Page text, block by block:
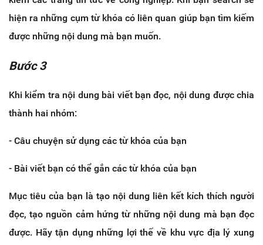
hiện ra những cụm từ khóa có liên quan giúp bạn tìm kiếm
được những nội dung mà bạn muốn.
Bước 3
Khi kiểm tra nội dung bài viết bạn đọc, nội dung được chia
thành hai nhóm:
- Câu chuyện sử dụng các từ khóa của bạn
- Bài viết bạn có thể gắn các từ khóa của bạn
Mục tiêu của bạn là tạo nội dung liên kết kích thích người
đọc, tạo nguồn cảm hứng từ những nội dung mà bạn đọc
được. Hãy tận dụng những lợi thế về khu vực địa lý xung